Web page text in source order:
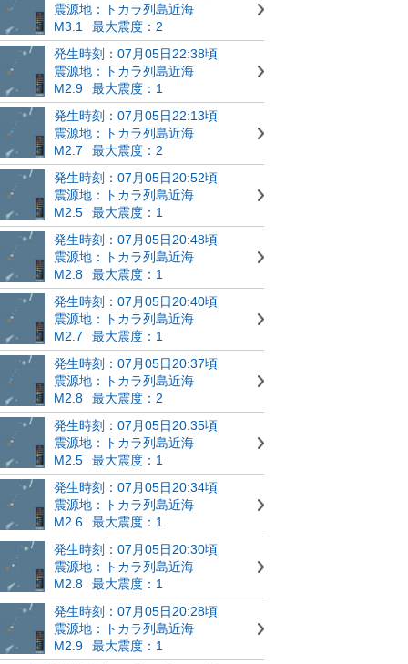
震源地：トカラ列島近海
M3.1
最大震度：2
発生時刻：07月05日22:38頃
震源地：トカラ列島近海
M2.9
最大震度：1
発生時刻：07月05日22:13頃
震源地：トカラ列島近海
M2.7
最大震度：2
発生時刻：07月05日20:52頃
震源地：トカラ列島近海
M2.5
最大震度：1
発生時刻：07月05日20:48頃
震源地：トカラ列島近海
M2.8
最大震度：1
発生時刻：07月05日20:40頃
震源地：トカラ列島近海
M2.7
最大震度：1
発生時刻：07月05日20:37頃
震源地：トカラ列島近海
M2.8
最大震度：2
発生時刻：07月05日20:35頃
震源地：トカラ列島近海
M2.5
最大震度：1
発生時刻：07月05日20:34頃
震源地：トカラ列島近海
M2.6
最大震度：1
発生時刻：07月05日20:30頃
震源地：トカラ列島近海
M2.8
最大震度：1
発生時刻：07月05日20:28頃
震源地：トカラ列島近海
M2.9
最大震度：1